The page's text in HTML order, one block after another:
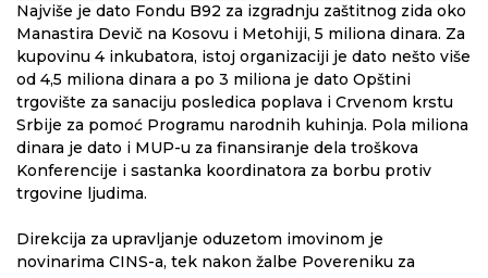
Najviše je dato Fondu B92 za izgradnju zaštitnog zida oko
Manastira Devič na Kosovu i Metohiji, 5 miliona dinara. Za
kupovinu 4 inkubatora, istoj organizaciji je dato nešto više
od 4,5 miliona dinara a po 3 miliona je dato Opštini
trgovište za sanaciju posledica poplava i Crvenom krstu
Srbije za pomoć Programu narodnih kuhinja. Pola miliona
dinara je dato i MUP-u za finansiranje dela troškova
Konferencije i sastanka koordinatora za borbu protiv
trgovine ljudima.
Direkcija za upravljanje oduzetom imovinom je
novinarima CINS-a, tek nakon žalbe Povereniku za